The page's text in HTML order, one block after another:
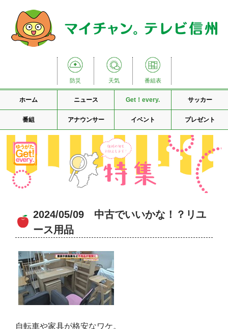
防災 天気 番組表
ホーム ニュース Get！every. サッカー
番組 アナウンサー イベント プレゼント
2024/05/09 中古でいいかな！？リユ
ース用品
自転車や家具が格安なワケ。